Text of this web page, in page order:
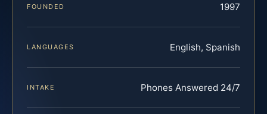
FOUNDED 1997
LANGUAGES English, Spanish
INTAKE Phones Answered 24/7